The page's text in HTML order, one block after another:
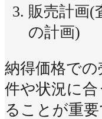
販売計画(
の計画)
納得価格で
件や状況に
ることが重要